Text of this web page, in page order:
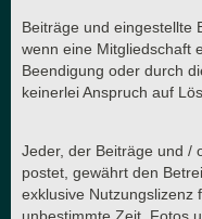
Beiträge und eingestellte
wenn eine Mitgliedschaft
Beendigung oder durch
keinerlei Anspruch auf
Jeder, der Beiträge und /
postet, gewährt den
exklusive Nutzungslizenz